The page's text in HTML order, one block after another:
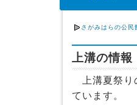
さがみはらの公民
上溝の情報
上溝夏祭り
ています。